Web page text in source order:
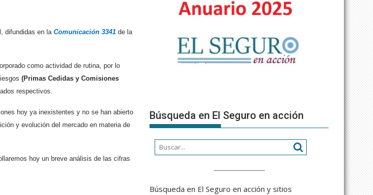
difundidas en la Comunicación 3341 de la
como actividad de rutina, por lo
(Primas Cedidas y Comisiones
respectivos.
hoy ya inexistentes y no se han abierto
y evolución del mercado en materia de
hoy un breve análisis de las cifras
Búsqueda en El Seguro en acción
Búsqueda en El Seguro en acción y sitios